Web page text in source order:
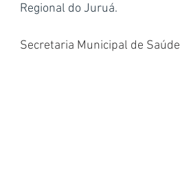
Vigilãncia Sanitária
Regional do Juruá.
Secretaria Municipal de Saúde